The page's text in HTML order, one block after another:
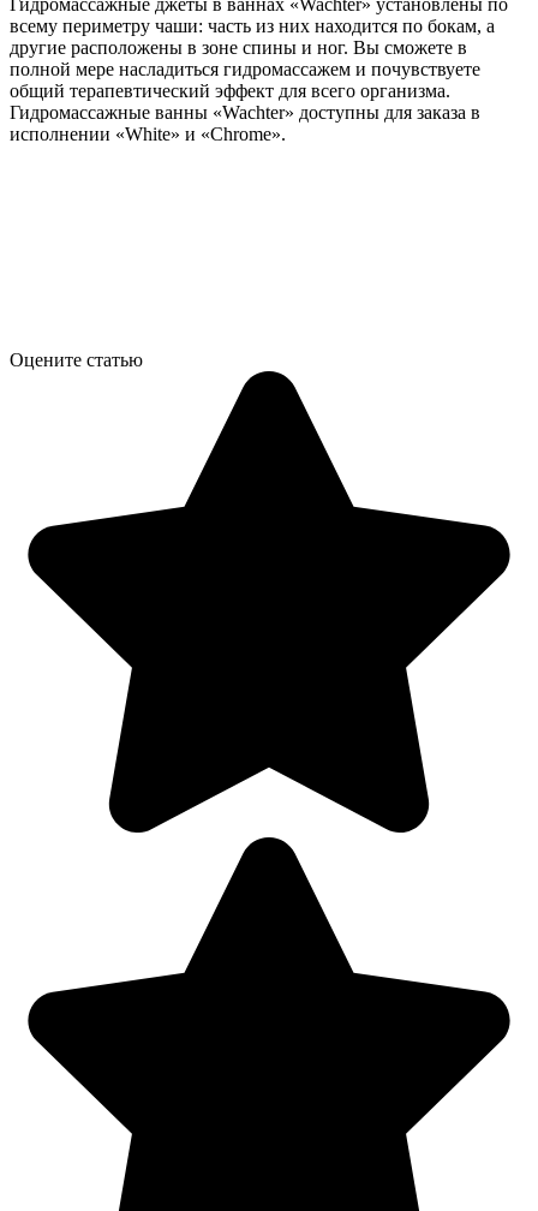
всему периметру чаши: часть из них находится по бокам, а
другие расположены в зоне спины и ног. Вы сможете в
полной мере насладиться гидромассажем и почувствуете
общий терапевтический эффект для всего организма.
Гидромассажные ванны «Wachter» доступны для заказа в
исполнении «White» и «Chrome».
Оцените статью